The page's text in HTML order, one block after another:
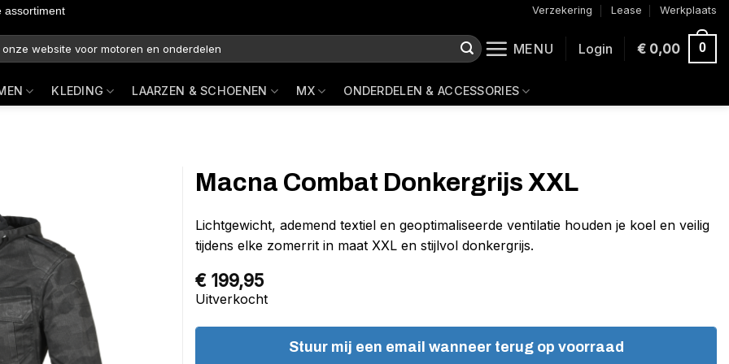
assortiment Verzekering Lease Werkplaats
MENU Login €0,00 0
KLEDING LAARZEN & SCHOENEN MX ONDERDELEN & ACCESSORIES
Macna Combat Donkergrijs XXL
Lichtgewicht, ademend textiel en geoptimaliseerde ventilatie houden je koel en veilig
tijdens elke zomerrit in maat XXL en stijlvol donkergrijs.
€ 199,95
Uitverkocht
Stuur mij een email wanneer terug op voorraad